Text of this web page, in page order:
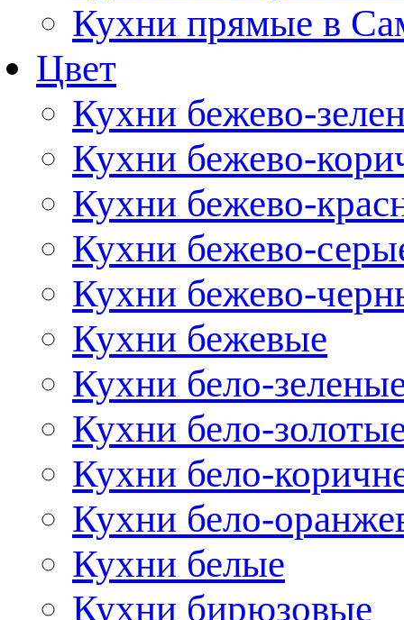
Кухни прямые в
Цвет
Кухни бежево-
Кухни бежево-
Кухни бежево-
Кухни бежево-
Кухни бежево-
Кухни бежевые
Кухни бело-
Кухни бело-
Кухни бело-
Кухни бело-
Кухни белые
Кухни бирюзовые